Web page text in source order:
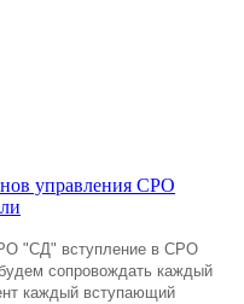
управления СРО
"СД" вступление в СРО
сопровождать каждый
каждый вступающий